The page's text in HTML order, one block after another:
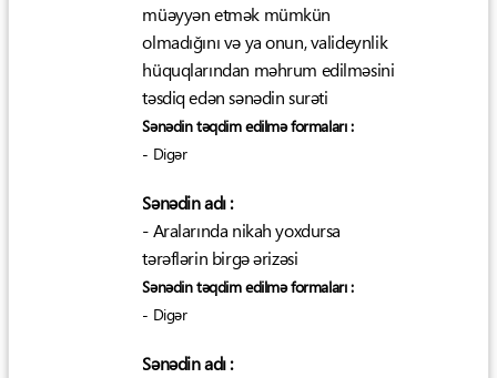
müəyyən etmək mümkün
olmadığını və ya onun, valideynlik
hüquqlarından məhrum edilməsini
təsdiq edən sənədin surəti
Sənədin təqdim edilmə formaları :
- Digər
Sənədin adı :
- Aralarında nikah yoxdursa
tərəflərin birgə ərizəsi
Sənədin təqdim edilmə formaları :
- Digər
Sənədin adı :